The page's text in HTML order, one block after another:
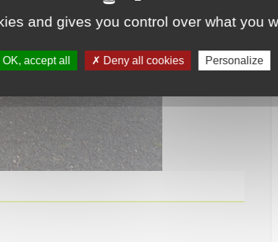
and gives you control over what you
OK, accept all Deny all cookies Personalize